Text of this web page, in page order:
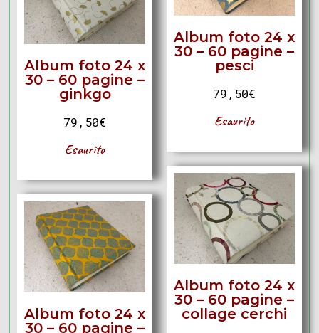
Album foto 24 x
30 – 60 pagine –
pesci
79,50€
Esaurito
Album foto 24 x
30 – 60 pagine –
ginkgo
79,50€
Esaurito
Album foto 24 x
30 – 60 pagine –
collage cerchi
Album foto 24 x
30 – 60 pagine –